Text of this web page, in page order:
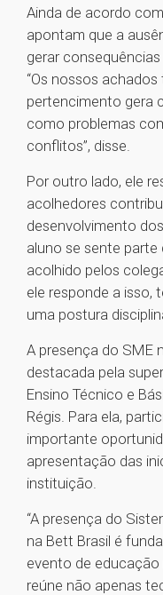
Ainda de acordo
apontam que a
gerar
“Os nossos
pertencimento gera
como problemas
conflitos”, disse.
Por outro lado, ele
acolhedores
desenvolvimento
aluno se sente parte
acolhido pelos
ele responde a isso,
uma postura
A presença do SME
destacada pela
Ensino Técnico e
Régis. Para ela,
importante
apresentação das
instituição.
“A presença do
na Bett Brasil é
evento de educação
reúne não apenas